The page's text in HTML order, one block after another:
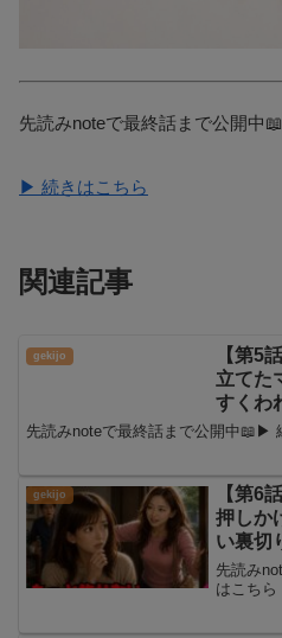
先読みnoteで最終話まで公開中📖
▶ 続きはこちら
関連記事
【第5
立てた
すくわ
先読みnoteで最終話まで公開中📖▶
【第6
押しか
い裏切
先読み
はこちら